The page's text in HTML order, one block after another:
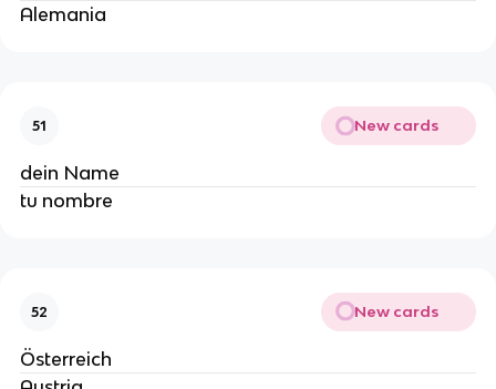
Alemania
51 New cards
dein Name
tu nombre
52 New cards
Österreich